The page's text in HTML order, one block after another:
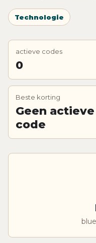
Technologie
actieve codes
0
Beste korting
Geen actieve
code